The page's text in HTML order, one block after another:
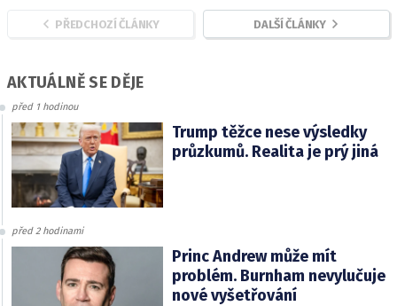
PŘEDCHOZÍ ČLÁNKY DALŠÍ ČLÁNKY
AKTUÁLNĚ SE DĚJE
před 1 hodinou
Trump těžce nese výsledky
průzkumů. Realita je prý jiná
před 2 hodinami
Princ Andrew může mít
problém. Burnham nevylučuje
nové vyšetřování